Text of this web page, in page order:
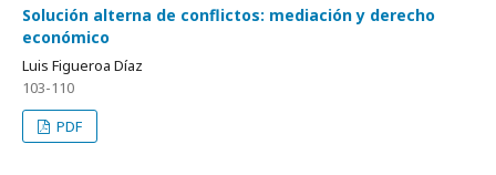
Solución alterna de conflictos: mediación y derecho
económico
Luis Figueroa Díaz
103-110
PDF